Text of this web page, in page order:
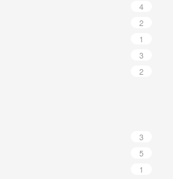
4
2
1
3
2
3
5
1